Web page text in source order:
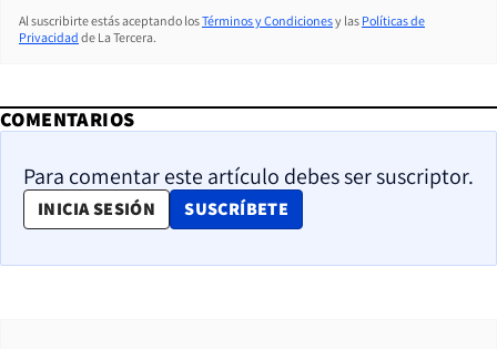
Al suscribirte estás aceptando losTérminos y Condicionesy las Políticas de
Privacidad de La Tercera.
COMENTARIOS
Para comentar este artículo debes ser suscriptor.
INICIA SESIÓN SUSCRÍBETE
OPENS IN NEW WINDOW